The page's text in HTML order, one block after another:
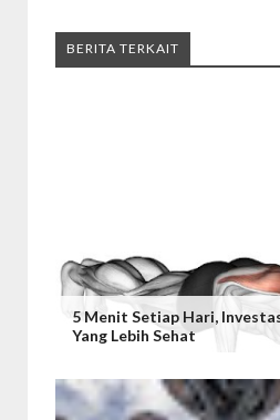
BERITA TERKAIT
5 Menit Setiap Hari,
Yang Lebih Sehat